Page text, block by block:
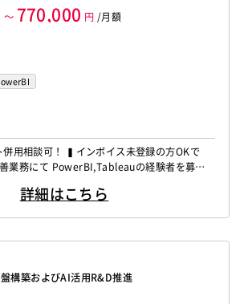
～ 770,000 円 /月額
用相談可！ ▍インボイス未登録の方OKで
業務にて PowerBI,Tableauの経験者を募集
ートの横展開・最適化 ・データマート要件整
詳細はこちら
構築およびAI活用R&D推進